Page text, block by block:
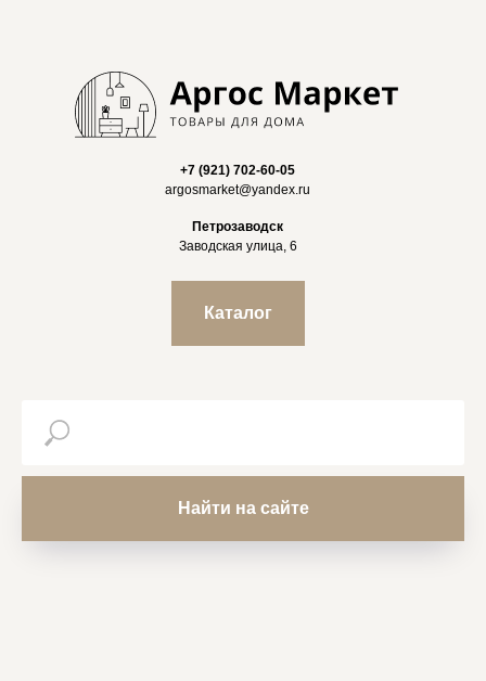
+7 (921) 702-60-05
argosmarket@yandex.ru
Петрозаводск
Заводская улица, 6
Каталог
Найти на сайте